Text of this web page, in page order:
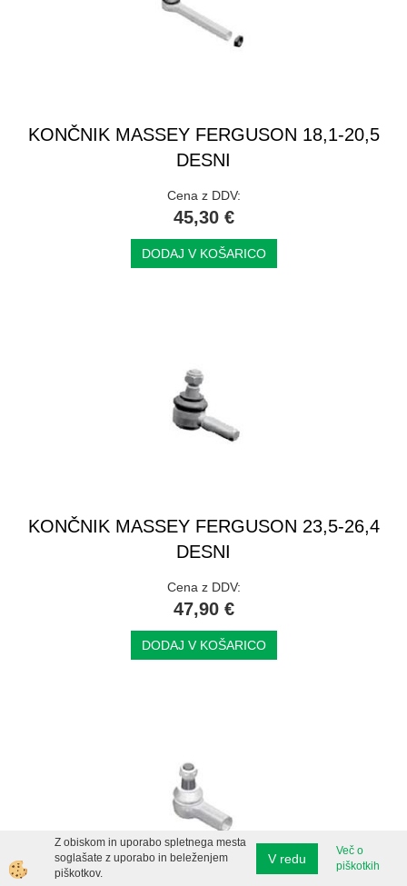
KONČNIK MASSEY FERGUSON 18,1-20,5
DESNI
Cena z DDV:
45,30 €
DODAJ V KOŠARICO
KONČNIK MASSEY FERGUSON 23,5-26,4
DESNI
Cena z DDV:
47,90 €
DODAJ V KOŠARICO
Z obiskom in uporabo spletnega mesta
soglašate z uporabo in beleženjem
piškotkov.
V redu
Več o
piškotkih